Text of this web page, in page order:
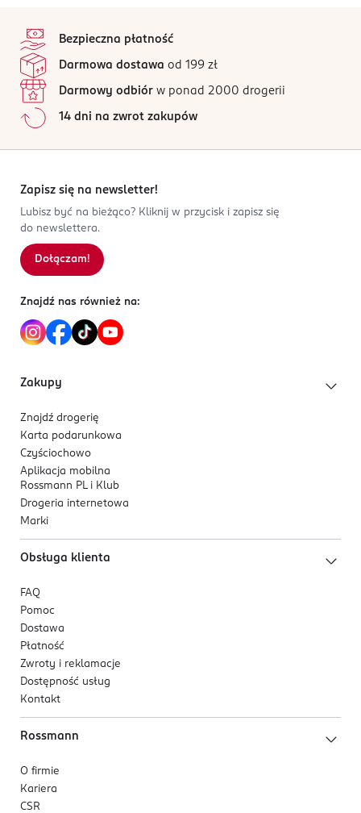
Bezpieczna płatność
Darmowa dostawa od 199 zł
Darmowy odbiór w ponad 2000 drogerii
14 dni na zwrot zakupów
Zapisz się na newsletter!
Lubisz być na bieżąco? Kliknij w przycisk i zapisz się
do newslettera.
Dołączam!
Znajdź nas również na:
Zakupy
Znajdź drogerię
Karta podarunkowa
Czyściochowo
Aplikacja mobilna
Rossmann PL i Klub
Drogeria internetowa
Marki
Obsługa klienta
FAQ
Pomoc
Dostawa
Płatność
Zwroty i reklamacje
Dostępność usług
Kontakt
Rossmann
O firmie
Kariera
CSR